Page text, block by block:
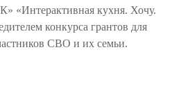
кухня. Хочу.
конкурса грантов для
СВО и их семьи.